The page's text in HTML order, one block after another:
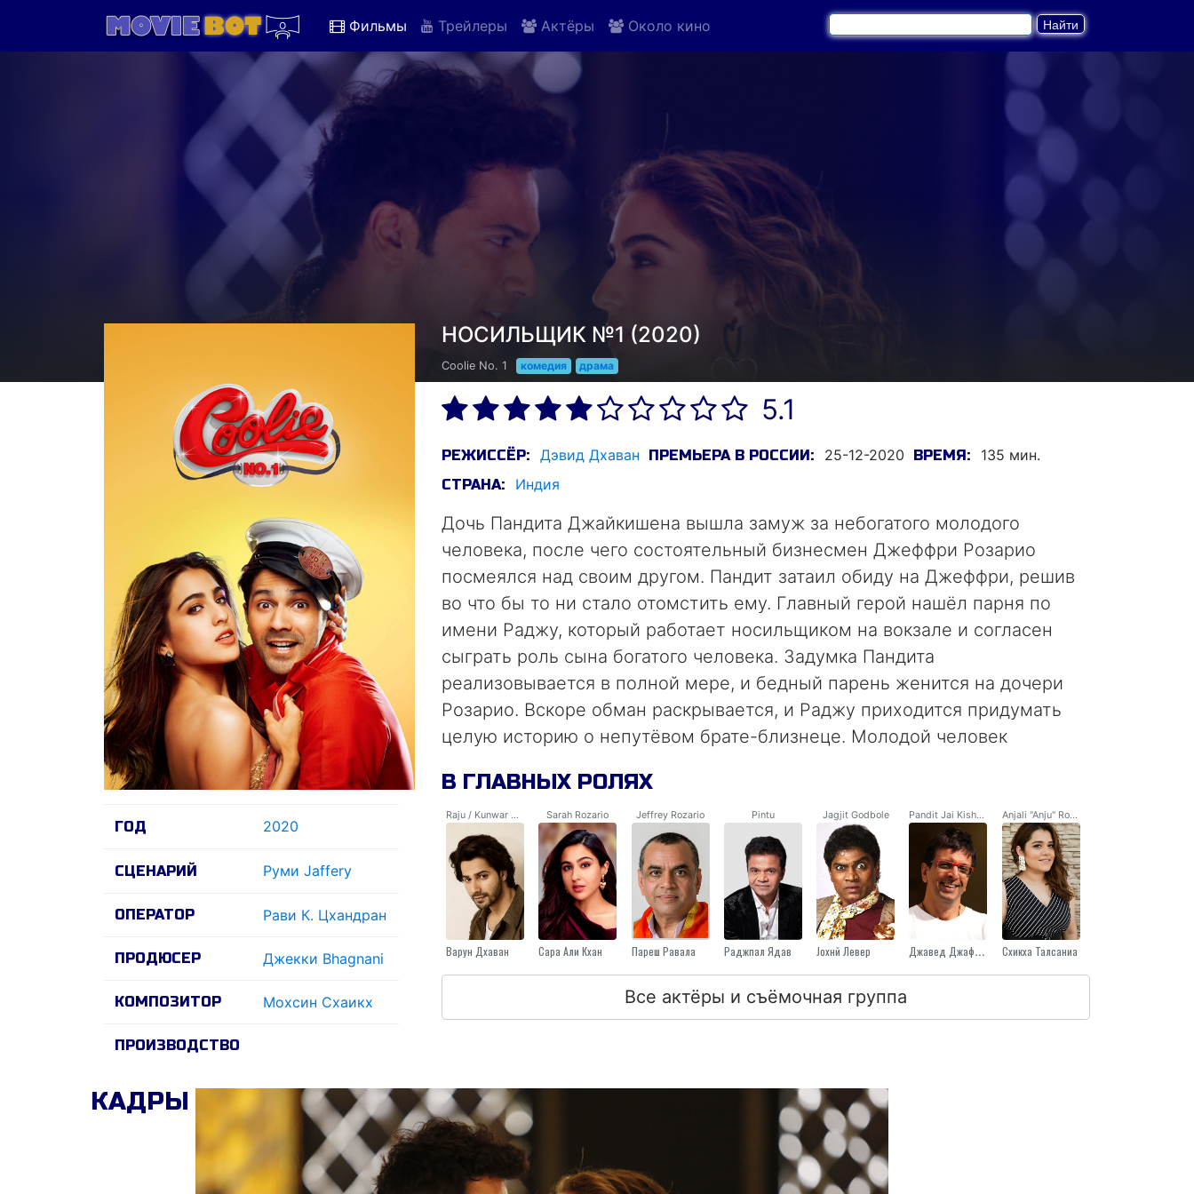
Фильмы Трейлеры Актёры Около кино
ГОД 2020
СЦЕНАРИЙ Руми Jaffery
ОПЕРАТОР Рави К. Цхандран
ПРОДЮСЕР Джекки Bhagnani
КОМПОЗИТОР Мохсин Схаикх
ПРОИЗВОДСТВО
НОСИЛЬЩИК №1 (2020)
Coolie No. 1 комедия драма
5.1
РЕЖИССЁР: Дэвид Дхаван ПРЕМЬЕРА В РОССИИ: 25-12-2020 ВРЕМЯ: 135 мин.
СТРАНА: Индия
Дочь Пандита Джайкишена вышла замуж за небогатого молодого
человека, после чего состоятельный бизнесмен Джеффри Розарио
посмеялся над своим другом. Пандит затаил обиду на Джеффри, решив
во что бы то ни стало отомстить ему. Главный герой нашёл парня по
имени Раджу, который работает носильщиком на вокзале и согласен
сыграть роль сына богатого человека. Задумка Пандита
реализовывается в полной мере, и бедный парень женится на дочери
Розарио. Вскоре обман раскрывается, и Раджу приходится придумать
целую историю о непутёвом брате-близнеце. Молодой человек
трудно предугадать…
В ГЛАВНЫХ РОЛЯХ
Raju / Kunwar Mahendra Pratap
Варун Дхаван
Sarah Rozario
Сара Али Кхан
Jeffrey Rozario
Пареш Равала
Pintu
Раджпал Ядав
Jagjit Godbole
Jохнй Левер
Pandit Jai Kishen / Jackson
Джавед Джаффри
Anjali "Anju" Rozario
Схикха Талсаниа
Все актёры и съёмочная группа
КАДРЫ